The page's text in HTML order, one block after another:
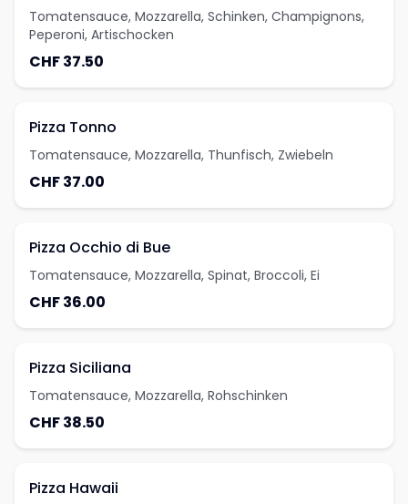
Tomatensauce, Mozzarella, Schinken, Champignons,
Peperoni, Artischocken
CHF 37.50
Pizza Tonno
Tomatensauce, Mozzarella, Thunfisch, Zwiebeln
CHF 37.00
Pizza Occhio di Bue
Tomatensauce, Mozzarella, Spinat, Broccoli, Ei
CHF 36.00
Pizza Siciliana
Tomatensauce, Mozzarella, Rohschinken
CHF 38.50
Pizza Hawaii